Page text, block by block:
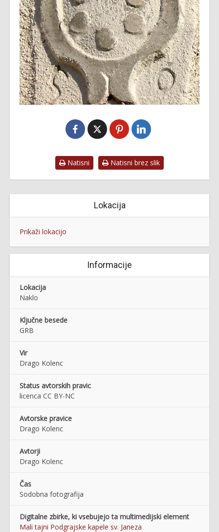
Natisni Natisni brez slik
Lokacija
Prikaži lokacijo
Informacije
Lokacija
Naklo
Ključne besede
GRB
Vir
Drago Kolenc
Status avtorskih pravic
licenca CC BY-NC
Avtorske pravice
Drago Kolenc
Avtorji
Drago Kolenc
Čas
Sodobna fotografija
Digitalne zbirke, ki vsebujejo ta multimedijski element
Mali tajni Podgrajske kapele sv. Janeza